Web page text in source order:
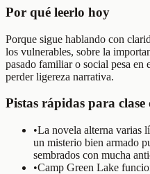
Por qué leerlo hoy
Porque sigue hablando con
los vulnerables, sobre la
pasado familiar o social pesa en
perder ligereza narrativa.
Pistas rápidas para clase
•La novela alterna varias
un misterio bien armado
sembrados con mucha
•Camp Green Lake